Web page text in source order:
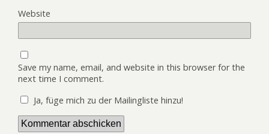
Website
Save my name, email, and website in this browser for the
next time I comment.
Ja, füge mich zu der Mailingliste hinzu!